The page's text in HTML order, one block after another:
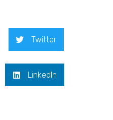
Twitter
LinkedIn